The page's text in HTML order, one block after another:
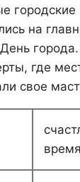
городские
на
где
свое
время